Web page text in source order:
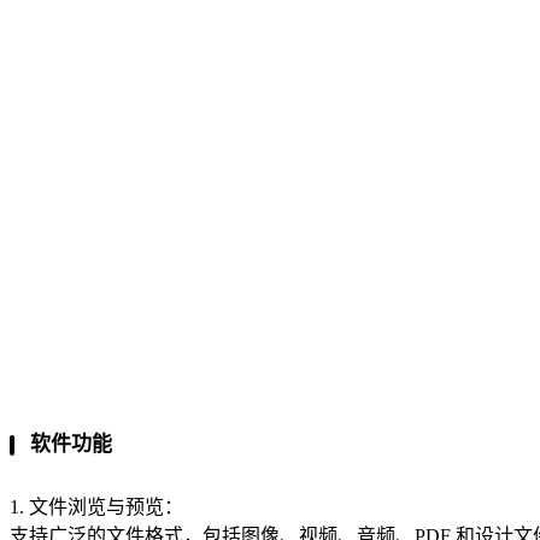
软件功能
1. 文件浏览与预览：
支持广泛的文件格式，包括图像、视频、音频、PDF 和设计文